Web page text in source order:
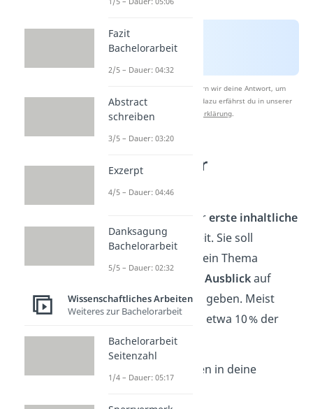
Nach Beantwortung speichern wir deine Antwort, um
Studyflix zu verbessern. Mehr dazu erfährst du in unserer
Datenschutzerklärung.
Einleitung der
Hausarbeit
ist dererste inhaltliche
Teildeiner Hausarbeit. Sie soll
neugierig machen, dein Thema
Ausblickauf
deineUntersuchung
geben. Meist
nimmt die Einleitung etwa 10 % der
gesamten Arbeit ein.
Diese Punkte gehören in deine
Fazit
Bachelorarbeit
2/5 – Dauer: 04:32
Abstract
schreiben
3/5 – Dauer: 03:20
Exzerpt
4/5 – Dauer: 04:46
Danksagung
Bachelorarbeit
5/5 – Dauer: 02:32
Wissenschaftliches Arbeiten
Weiteres zur Bachelorarbeit
Bachelorarbeit
Seitenzahl
1/4 – Dauer: 05:17